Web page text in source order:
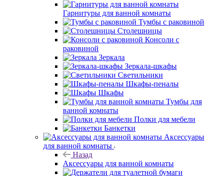
Гарнитуры для ванной комнаты
Тумбы с раковиной
Столешницы
Консоли с
раковиной
Зеркала
Зеркала-шкафы
Светильники
Шкафы-пеналы
Шкафы
Тумбы для
ванной комнаты
Полки для мебели
Банкетки
Аксессуары
для ванной комнаты
Назад
Аксессуары для ванной комнаты